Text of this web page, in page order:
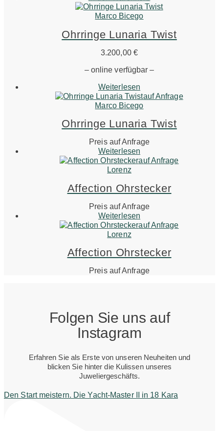
Marco Bicego
Ohrringe Lunaria Twist
3.200,00 €
– online verfügbar –
Weiterlesen
auf Anfrage
Marco Bicego
Ohrringe Lunaria Twist
Preis auf Anfrage
Weiterlesen
auf Anfrage
Lorenz
Affection Ohrstecker
Preis auf Anfrage
Weiterlesen
auf Anfrage
Lorenz
Affection Ohrstecker
Preis auf Anfrage
Folgen Sie uns auf
Instagram
Erfahren Sie als Erste von unseren Neuheiten und
blicken Sie hinter die Kulissen unseres
Juweliergeschäfts.
Den Start meistern. Die Yacht-Master II in 18 Kara